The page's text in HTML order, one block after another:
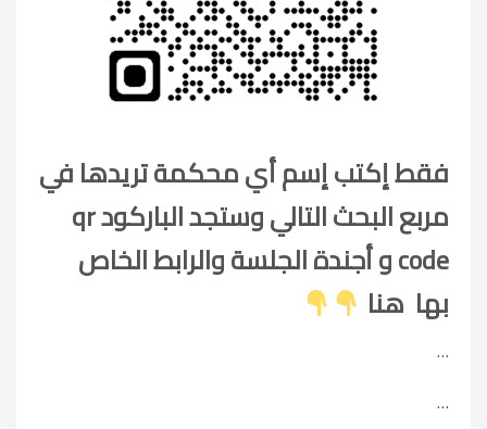
فقط إكتب إسم أي محكمة تريدها في
مربع البحث التالي وستجد الباركود qr
code و أجندة الجلسة والرابط الخاص
بها هنا
…
…